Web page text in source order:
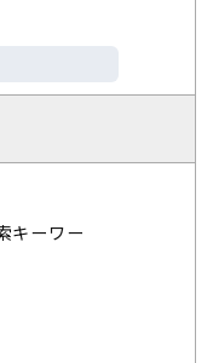
キーワー